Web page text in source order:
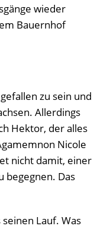
wieder
Bauernhof
zu sein und
Allerdings
Hektor, der alles
Nicole
nicht damit, einer
begegnen. Das
Lauf. Was